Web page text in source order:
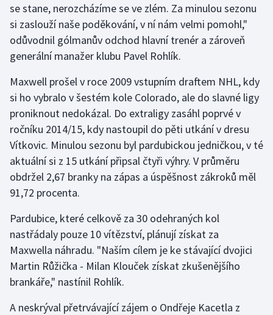
Házená
Jezdectví
Krasobruslení
Lezení
Lyže a snowboard
Moderní pětiboj
Motorsport
Olympijské hry
Parasport
Plavání
se stane, nerozcházíme se ve zlém. Za minulou sezonu
si zaslouží naše poděkování, v ní nám velmi pomohl,"
odůvodnil gólmanův odchod hlavní trenér a zároveň
generální manažer klubu Pavel Rohlík.
Maxwell prošel v roce 2009 vstupním draftem NHL, kdy
si ho vybralo v šestém kole Colorado, ale do slavné ligy
proniknout nedokázal. Do extraligy zasáhl poprvé v
ročníku 2014/15, kdy nastoupil do pěti utkání v dresu
Vítkovic. Minulou sezonu byl pardubickou jedničkou, v té
aktuální si z 15 utkání připsal čtyři výhry. V průměru
obdržel 2,67 branky na zápas a úspěšnost zákroků měl
91,72 procenta.
Pardubice, které celkově za 30 odehraných kol
nastřádaly pouze 10 vítězství, plánují získat za
Maxwella náhradu. "Naším cílem je ke stávající dvojici
Martin Růžička - Milan Klouček získat zkušenějšího
brankáře," nastínil Rohlík.
A neskrýval přetrvávající zájem o Ondřeje Kacetla z